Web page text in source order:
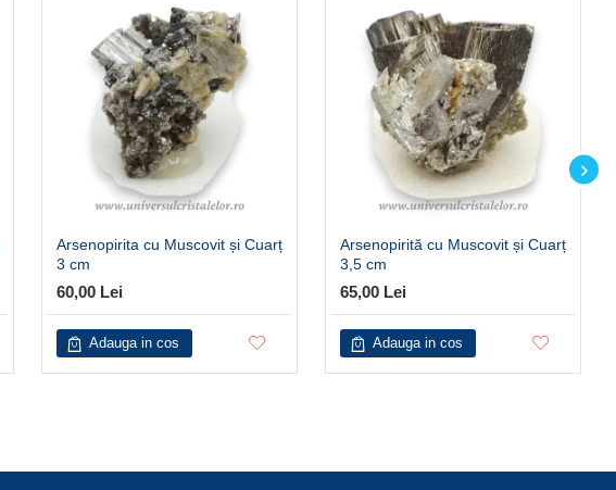
Arsenopirita cu Muscovit și Cuarț
3 cm
60,00 Lei
Adauga in cos
Arsenopirită cu Muscovit și Cuarț
3,5 cm
65,00 Lei
Adauga in cos